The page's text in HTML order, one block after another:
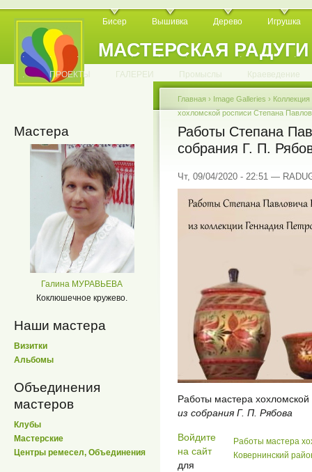
МАСТЕРСКАЯ РАДУГИ
Бисер Вышивка Дерево Игрушка
. . . . . . . . . . .
. ПРОЕКТЫ ГАЛЕРЕИ Промыслы Краеведение
Мастера
Галина МУРАВЬЕВА
Коклюшечное кружево.
Наши мастера
Визитки
Альбомы
Объединения
мастеров
Клубы
Мастерские
Центры ремесел, Объединения
Главная › Image Galleries ›
хохломской росписи Степана
Работы Степана
собрания Г. П.
Чт, 09/04/2020 - 22:51 —
Работы мастера
из собрания Г. П. Рябова
Работы мастера
Ковернинский
Войдите
на сайт
для